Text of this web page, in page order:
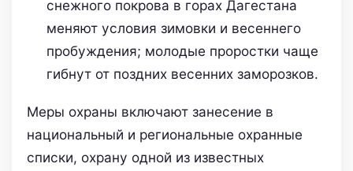
снежного покрова в горах Дагестана
меняют условия зимовки и весеннего
пробуждения; молодые проростки чаще
гибнут от поздних весенних заморозков.
Меры охраны включают занесение в
национальный и региональные охранные
списки, охрану одной из известных